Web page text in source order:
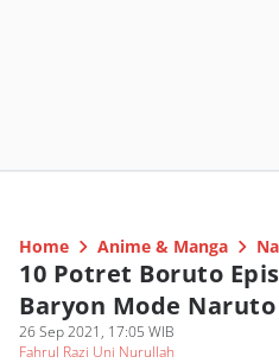
Home Anime & Manga
10 Potret Boruto
Baryon Mode
26 Sep 2021, 17:05 WIB
Fahrul Razi Uni Nurullah